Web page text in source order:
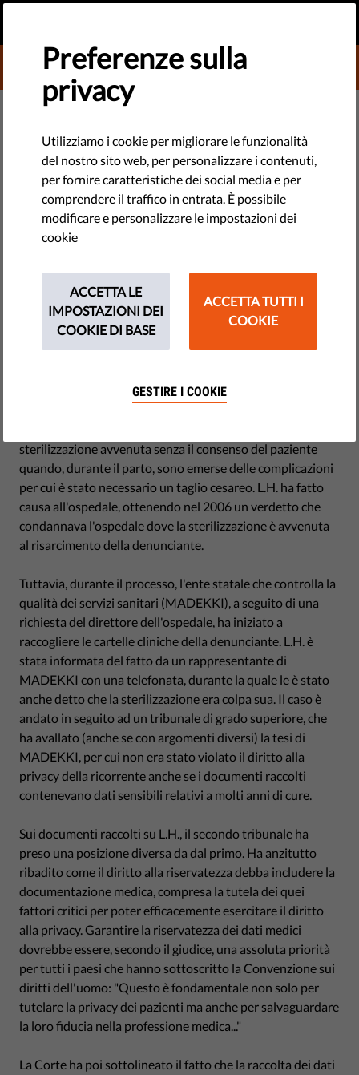
DONATE TO LIBERTIES
TECHNOLOGIE E DIRITTI
Secondo la CEDU la Lettonia ha
violato il diritto alla privacy di un
paziente
Il tema controverso della tutela della privacy è stato oggetto
stabilito che i suoi diritti sono stati violati quando una
agenzia di stato ha raccolto i suoi dati sanitari senza il suo
consenso.
sterilizzazione avvenuta senza il consenso del paziente
quando, durante il parto, sono emerse delle complicazioni
per cui è stato necessario un taglio cesareo. L.H. ha fatto
causa all'ospedale, ottenendo nel 2006 un verdetto che
condannava l'ospedale dove la sterilizzazione è avvenuta
al risarcimento della denunciante.
Tuttavia, durante il processo, l'ente statale che controlla la
qualità dei servizi sanitari (MADEKKI), a seguito di una
richiesta del direttore dell'ospedale, ha iniziato a
raccogliere le cartelle cliniche della denunciante. L.H. è
stata informata del fatto da un rappresentante di
MADEKKI con una telefonata, durante la quale le è stato
anche detto che la sterilizzazione era colpa sua. Il caso è
andato in seguito ad un tribunale di grado superiore, che
ha avallato (anche se con argomenti diversi) la tesi di
MADEKKI, per cui non era stato violato il diritto alla
privacy della ricorrente anche se i documenti raccolti
contenevano dati sensibili relativi a molti anni di cure.
Sui documenti raccolti su L.H., il secondo tribunale ha
preso una posizione diversa da dal primo. Ha anzitutto
ribadito come il diritto alla riservatezza debba includere la
documentazione medica, compresa la tutela dei quei
fattori critici per poter efficacemente esercitare il diritto
alla privacy. Garantire la riservatezza dei dati medici
dovrebbe essere, secondo il giudice, una assoluta priorità
per tutti i paesi che hanno sottoscritto la Convenzione sui
diritti dell'uomo: "Questo è fondamentale non solo per
tutelare la privacy dei pazienti ma anche per salvaguardare
la loro fiducia nella professione medica..."
La Corte ha poi sottolineato il fatto che la raccolta dei dati
Preferenze sulla
privacy
Utilizziamo i cookie per migliorare le funzionalità
del nostro sito web, per personalizzare i contenuti,
per fornire caratteristiche dei social media e per
comprendere il traffico in entrata. È possibile
modificare e personalizzare le impostazioni dei
cookie
ACCETTA LE
IMPOSTAZIONI DEI
COOKIE DI BASE
ACCETTA TUTTI I
COOKIE
GESTIRE I COOKIE